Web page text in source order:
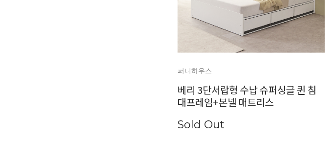
퍼니하우스
베리 3단서랍형 수납 슈퍼싱글 퀸 침
대프레임+본넬 매트리스
Sold Out